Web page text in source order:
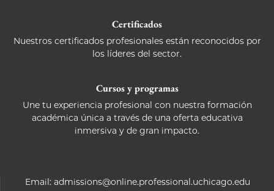
Certificados
Nuestros certificados profesionales están reconocidos por
los líderes del sector.
Cursos y programas
Une tu experiencia profesional con nuestra formación
académica única a través de una oferta educativa
inmersiva y de gran impacto.
Email: admissions@online.professional.uchicago.edu